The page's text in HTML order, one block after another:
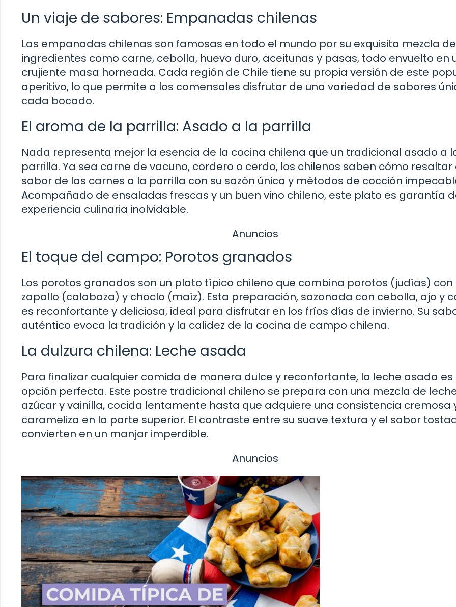
Un viaje de sabores: Empanadas chilenas
Las empanadas chilenas son famosas en todo el mundo por su exquisita mezcla de
ingredientes como carne, cebolla, huevo duro, aceitunas y pasas, todo envuelto en
crujiente masa horneada. Cada región de Chile tiene su propia versión de este
aperitivo, lo que permite a los comensales disfrutar de una variedad de sabores
cada bocado.
El aroma de la parrilla: Asado a la parrilla
Nada representa mejor la esencia de la cocina chilena que un tradicional asado a
parrilla. Ya sea carne de vacuno, cordero o cerdo, los chilenos saben cómo resaltar
sabor de las carnes a la parrilla con su sazón única y métodos de cocción
Acompañado de ensaladas frescas y un buen vino chileno, este plato es garantía
experiencia culinaria inolvidable.
Anuncios
El toque del campo: Porotos granados
Los porotos granados son un plato típico chileno que combina porotos (judías) con
zapallo (calabaza) y choclo (maíz). Esta preparación, sazonada con cebolla, ajo y
es reconfortante y deliciosa, ideal para disfrutar en los fríos días de invierno. Su
auténtico evoca la tradición y la calidez de la cocina de campo chilena.
La dulzura chilena: Leche asada
Para finalizar cualquier comida de manera dulce y reconfortante, la leche asada es
opción perfecta. Este postre tradicional chileno se prepara con una mezcla de
azúcar y vainilla, cocida lentamente hasta que adquiere una consistencia cremosa
carameliza en la parte superior. El contraste entre su suave textura y el sabor
convierten en un manjar imperdible.
Anuncios